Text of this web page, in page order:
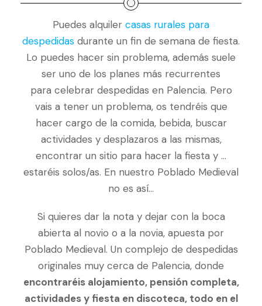
Puedes alquiler casas rurales para
despedidas durante un fin de semana de fiesta.
Lo puedes hacer sin problema, además suele
ser uno de los planes más recurrentes
para celebrar despedidas en Palencia. Pero
vais a tener un problema, os tendréis que
hacer cargo de la comida, bebida, buscar
actividades y desplazaros a las mismas,
encontrar un sitio para hacer la fiesta y …
estaréis solos/as. En nuestro Poblado Medieval
no es así…
Si quieres dar la nota y dejar con la boca
abierta al novio o a la novia, apuesta por
Poblado Medieval. Un complejo de despedidas
originales muy cerca de Palencia, donde
encontraréis alojamiento, pensión completa,
actividades y fiesta en discoteca, todo en el